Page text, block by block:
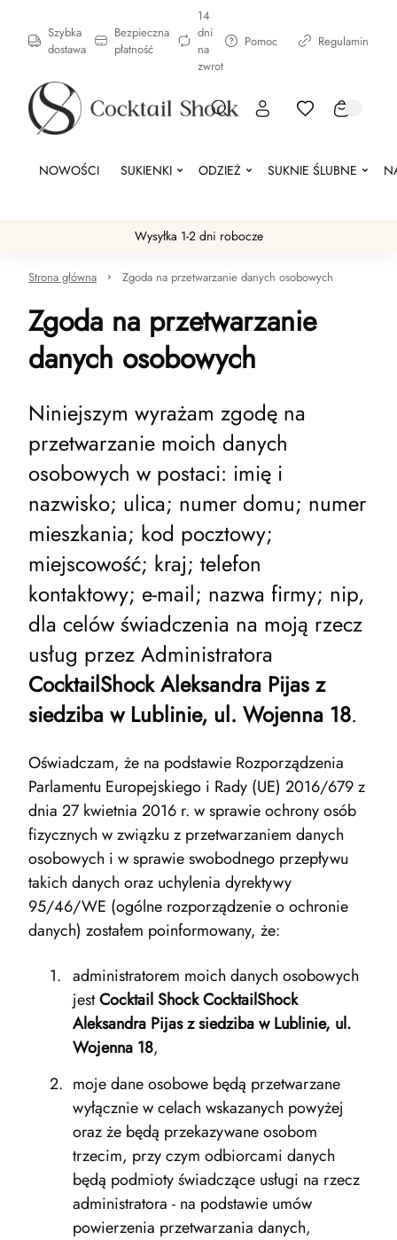
Szybka
dostawa
Bezpieczna
płatność
14
dni
na
zwrot
Pomoc Regulamin
NOWOŚCI SUKIENKI ODZIEŻ SUKNIE ŚLUBNE
Wysyłka 1-2 dni robocze
Strona główna Zgoda na przetwarzanie danych osobowych
Zgoda na przetwarzanie
danych osobowych
Niniejszym wyrażam zgodę na
przetwarzanie moich danych
osobowych w postaci: imię i
nazwisko; ulica; numer domu; numer
mieszkania; kod pocztowy;
miejscowość; kraj; telefon
kontaktowy; e-mail; nazwa firmy; nip,
dla celów świadczenia na moją rzecz
usług przez Administratora
CocktailShock Aleksandra Pijas z
siedziba w Lublinie, ul. Wojenna 18.
Oświadczam, że na podstawie Rozporządzenia
Parlamentu Europejskiego i Rady (UE) 2016/679 z
dnia 27 kwietnia 2016 r. w sprawie ochrony osób
fizycznych w związku z przetwarzaniem danych
osobowych i w sprawie swobodnego przepływu
takich danych oraz uchylenia dyrektywy
95/46/WE (ogólne rozporządzenie o ochronie
danych) zostałem poinformowany, że:
administratorem moich danych osobowych
jestCocktail Shock CocktailShock
Aleksandra Pijas z siedziba w Lublinie, ul.
Wojenna 18,
moje dane osobowe będą przetwarzane
wyłącznie w celach wskazanych powyżej
oraz że będą przekazywane osobom
trzecim, przy czym odbiorcami danych
będą podmioty świadczące usługi na rzecz
administratora - na podstawie umów
powierzenia przetwarzania danych,